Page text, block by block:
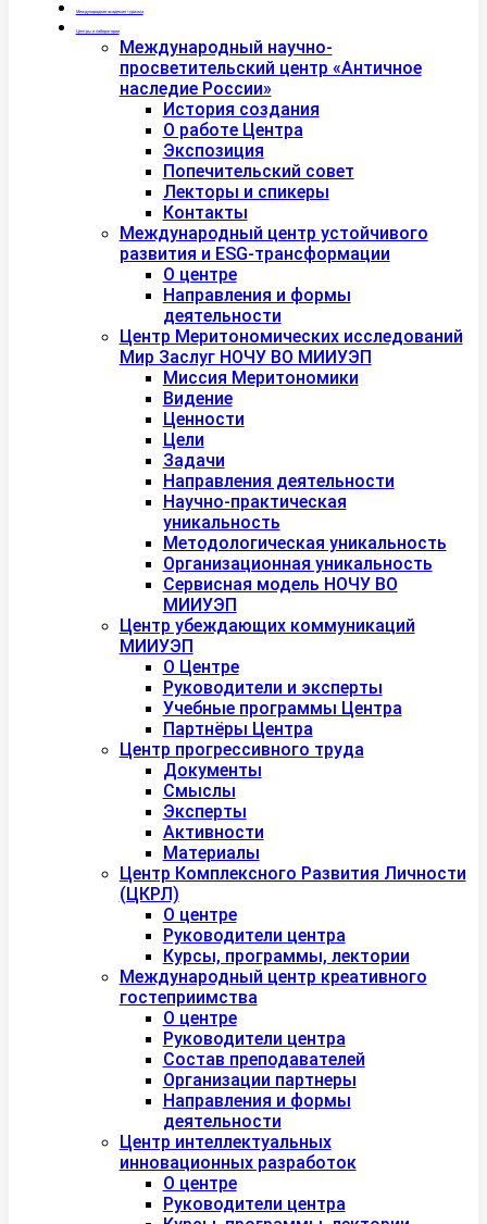
Международная академия туризма
Центры и лаборатории
Международный научно-
просветительский центр «Античное
наследие России»
История создания
О работе Центра
Экспозиция
Попечительский совет
Лекторы и спикеры
Контакты
Международный центр устойчивого
развития и ESG-трансформации
О центре
Направления и формы
деятельности
Центр Меритономических исследований
Мир Заслуг НОЧУ ВО МИИУЭП
Миссия Меритономики
Видение
Ценности
Цели
Задачи
Направления деятельности
Научно-практическая
уникальность
Методологическая уникальность
Организационная уникальность
Сервисная модель НОЧУ ВО
МИИУЭП
Центр убеждающих коммуникаций
МИИУЭП
О Центре
Руководители и эксперты
Учебные программы Центра
Партнёры Центра
Центр прогрессивного труда
Документы
Смыслы
Эксперты
Активности
Материалы
Центр Комплексного Развития Личности
(ЦКРЛ)
О центре
Руководители центра
Курсы, программы, лектории
Международный центр креативного
гостеприимства
О центре
Руководители центра
Состав преподавателей
Организации партнеры
Направления и формы
деятельности
Центр интеллектуальных
инновационных разработок
О центре
Руководители центра